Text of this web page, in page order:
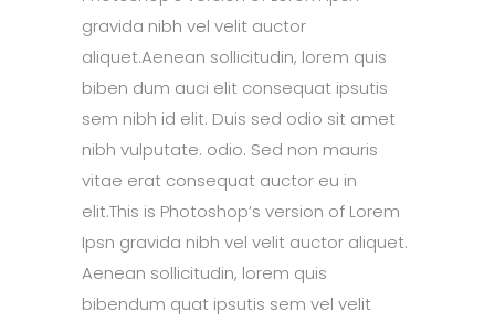
gravida nibh vel velit auctor
aliquet.Aenean sollicitudin, lorem quis
biben dum auci elit consequat ipsutis
sem nibh id elit. Duis sed odio sit amet
nibh vulputate. odio. Sed non mauris
vitae erat consequat auctor eu in
elit.This is Photoshop’s version of Lorem
Ipsn gravida nibh vel velit auctor aliquet.
Aenean sollicitudin, lorem quis
bibendum quat ipsutis sem vel velit